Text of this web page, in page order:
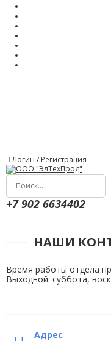
Логин / Регистрация
+7 902 6634402
НАШИ
Время работы отдела
Выходной: суббота,
Адрес